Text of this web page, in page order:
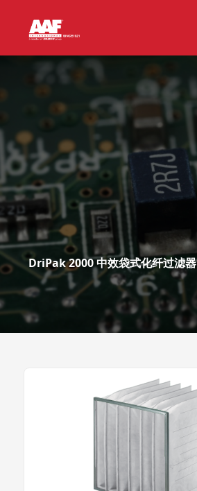
DriPak 2000 中效袋式化纤过滤器